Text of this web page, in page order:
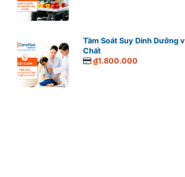
Tầm Soát Suy Dinh Dưỡng
Chất
₫1.800.000